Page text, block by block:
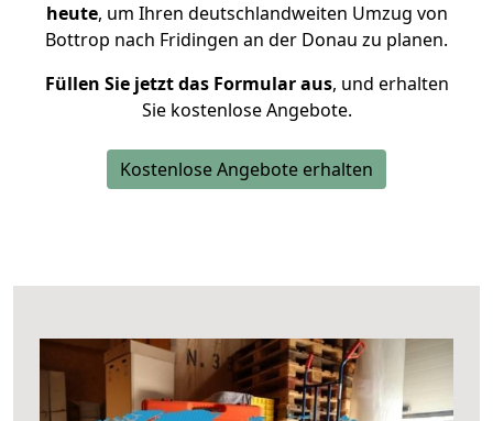
heute, um Ihren deutschlandweiten Umzug von
Bottrop nach Fridingen an der Donau zu planen.
Füllen Sie jetzt das Formular aus, und erhalten
Sie kostenlose Angebote.
Kostenlose Angebote erhalten